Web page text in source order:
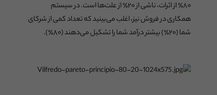
۸۰٪ از اثرات، ناشی از ۲۰٪ از علت‌ها است. در سیستم
همکاری در فروش نیز، اغلب می‌بینید که تعداد کمی از شرکای
شما (۲۰٪) بیشتر درآمد شما را تشکیل ‌می‌دهند (۸۰٪).